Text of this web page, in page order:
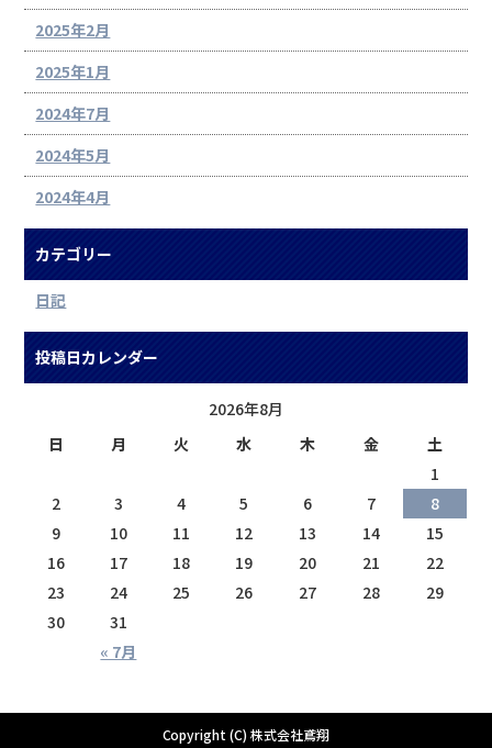
2025年2月
2025年1月
2024年7月
2024年5月
2024年4月
カテゴリー
日記
投稿日カレンダー
2026年8月
日
月 火 水 木 金 土
« 7月
1
2
3 4 5 6 7
8
9
10 11 12 13 14
15
16
17 18 19 20 21
22
23
24 25 26 27 28
29
30
31
Copyright (C) 株式会社鳶翔